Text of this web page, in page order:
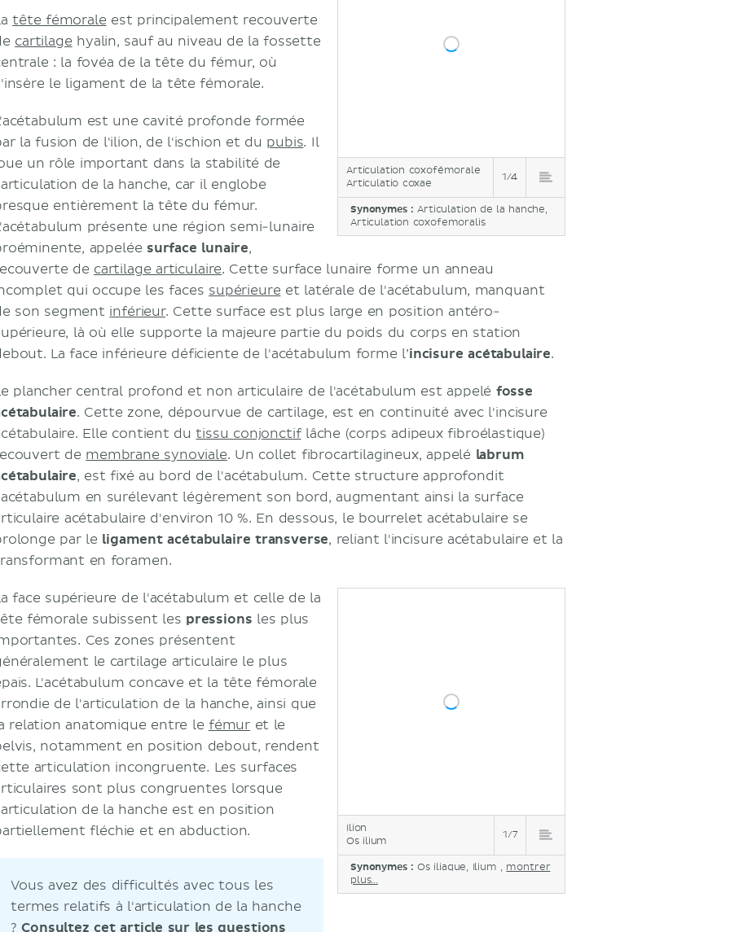
Mouvements
Muscles agissant sur l'articulation de la hanche
Sources
Articulation coxofémorale
Articulatio coxae
1/4
Synonymes :Articulation de la hanche,
Articulation coxofemoralis
tête fémorale est principalement recouverte
cartilage hyalin, sauf au niveau de la fossette
: la fovéa de la tête du fémur, où
le ligament de la tête fémorale.
est une cavité profonde formée
la fusion de l'ilion, de l'ischion et du pubis. Il
un rôle important dans la stabilité de
de la hanche, car il englobe
entièrement la tête du fémur.
présente une région semi-lunaire
appelée surface lunaire,
de cartilage articulaire. Cette surface lunaire forme un anneau
qui occupe les faces supérieure et latérale de l'acétabulum, manquant
son segment inférieur. Cette surface est plus large en position antéro-
là où elle supporte la majeure partie du poids du corps en station
La face inférieure déficiente de l'acétabulum forme l’incisure acétabulaire.
plancher central profond et non articulaire de l'acétabulum est appelé fosse
. Cette zone, dépourvue de cartilage, est en continuité avec l'incisure
Elle contient dutissu conjonctiflâche (corps adipeux fibroélastique)
de membrane synoviale. Un collet fibrocartilagineux, appelé labrum
, est fixé au bord de l'acétabulum. Cette structure approfondit
en surélevant légèrement son bord, augmentant ainsi la surface
acétabulaire d'environ 10 %. En dessous, le bourrelet acétabulaire se
par le ligament acétabulaire transverse, reliant l'incisure acétabulaire et la
en foramen.
Ilion
Os ilium
1/7
Synonymes :Os iliaque, Ilium , montrer
plus...
face supérieure de l'acétabulum et celle de la
fémorale subissent les pressions les plus
Ces zones présentent
le cartilage articulaire le plus
L'acétabulum concave et la tête fémorale
de l'articulation de la hanche, ainsi que
relation anatomique entre le fémur et le
notamment en position debout, rendent
articulation incongruente. Les surfaces
sont plus congruentes lorsque
de la hanche est en position
fléchie et en abduction.
Vous avez des difficultés avec tous les
termes relatifs à l'articulation de la hanche
?Consultez cet article sur les questions